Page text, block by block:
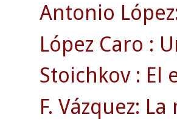
Antonio
López Caro :
Stoichkov : El
F. Vázquez: